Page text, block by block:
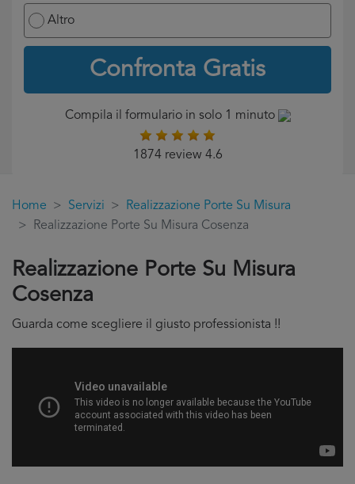
Altro
Confronta Gratis
Compila il formulario in solo 1 minuto
1874 review 4.6
Home Servizi
Realizzazione Porte Su Misura
Realizzazione Porte Su Misura Cosenza
Realizzazione Porte Su Misura
Cosenza
Guarda come scegliere il giusto professionista !!